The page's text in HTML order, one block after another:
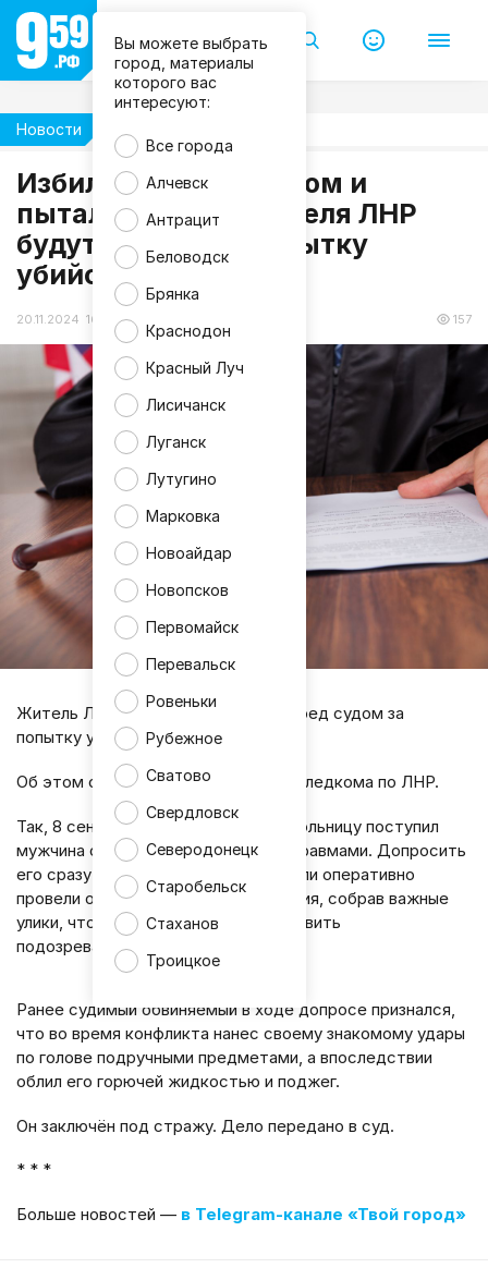
Вы можете выбрать
город, материалы
которого вас
интересуют:
Все города
Алчевск
Антрацит
Беловодск
Брянка
Краснодон
Красный Луч
Лисичанск
Луганск
Лутугино
Марковка
Новоайдар
Новопсков
Первомайск
Перевальск
Ровеньки
Рубежное
Сватово
Свердловск
Северодонецк
Старобельск
Стаханов
Троицкое
Новости
Избил, облил бензином и
пытался сжечь: жителя ЛНР
будут судить за попытку
убийства
20.11.2024 16:30 157
Житель Лисичанска предстанет перед судом за
попытку убийства.
Об этом сообщает пресс-служба Следкома по ЛНР.
Так, 8 сентября нынешнего года в больницу поступил
мужчина с серьёзными ожогами и травмами. Допросить
его сразу не удалось, но следователи оперативно
провели осмотр места происшествия, собрав важные
улики, что позволило быстро установить
подозреваемого.
Ранее судимый обвиняемый в ходе допросе признался,
что во время конфликта нанес своему знакомому удары
по голове подручными предметами, а впоследствии
облил его горючей жидкостью и поджег.
Он заключён под стражу. Дело передано в суд.
* * *
Больше новостей — в Telegram-канале «Твой город»